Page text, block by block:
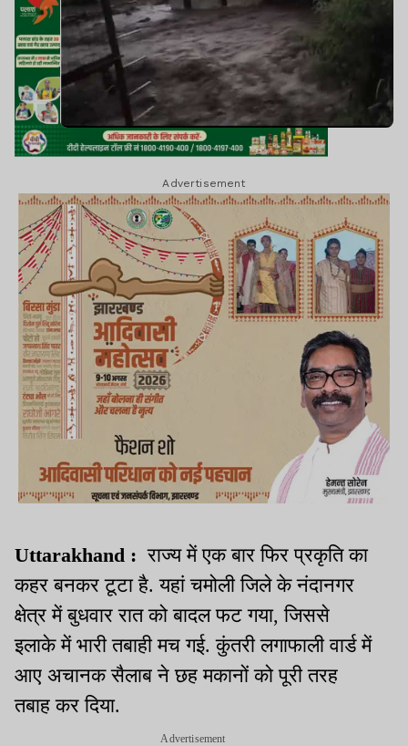
Advertisement
Uttarakhand :राज्य में एक बार फिर प्रकृति का
कहर बनकर टूटा है. यहां चमोली जिले के नंदानगर
क्षेत्र में बुधवार रात को बादल फट गया, जिससे
इलाके में भारी तबाही मच गई. कुंतरी लगाफाली वार्ड में
आए अचानक सैलाब ने छह मकानों को पूरी तरह
तबाह कर दिया.
Advertisement